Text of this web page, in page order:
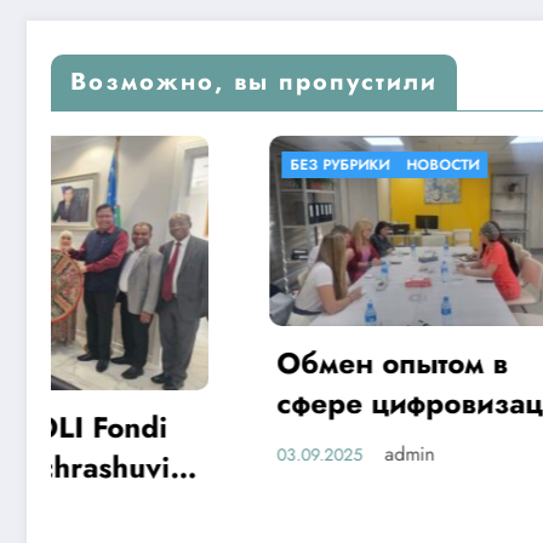
Возможно, вы пропустили
БЕЗ РУБРИКИ НОВОСТИ
Обмен опытом в
сфере цифровизации
здравоохранения
03.09.2025 admin
БЕЗ